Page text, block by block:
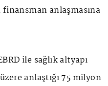
finansman anlaşmasına
ile sağlık altyapı
anlaştığı 75 milyon